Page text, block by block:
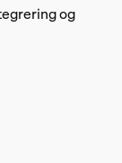
og